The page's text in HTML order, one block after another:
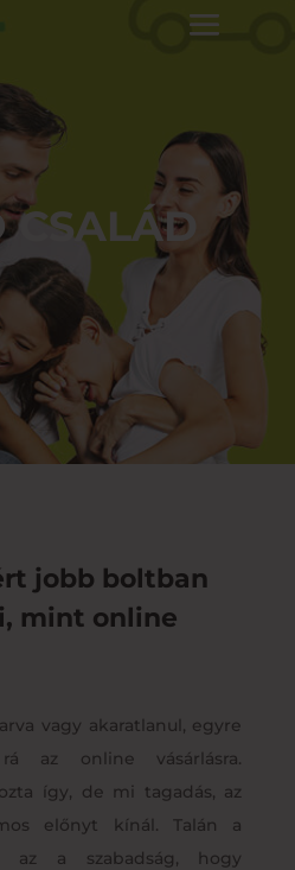
CSALÁD
jobb boltban
mint online
vagy akaratlanul, egyre
az online vásárlásra.
így, de mi tagadás, az
előnyt kínál. Talán a
az a szabadság, hogy